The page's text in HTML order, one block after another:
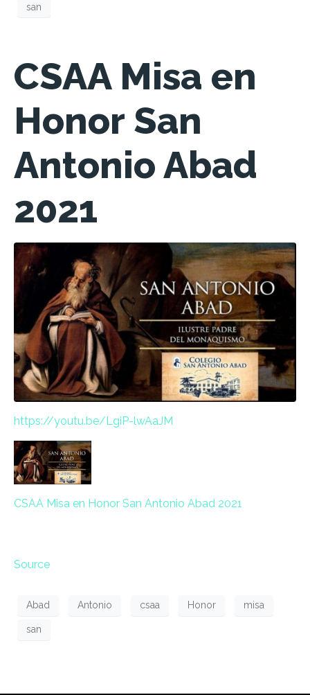
san
CSAA Misa en
Honor San
Antonio Abad
2021
https://youtu.be/LgiP-lwAaJM
CSAA Misa en Honor San Antonio Abad 2021
Source
Abad Antonio csaa Honor misa
san